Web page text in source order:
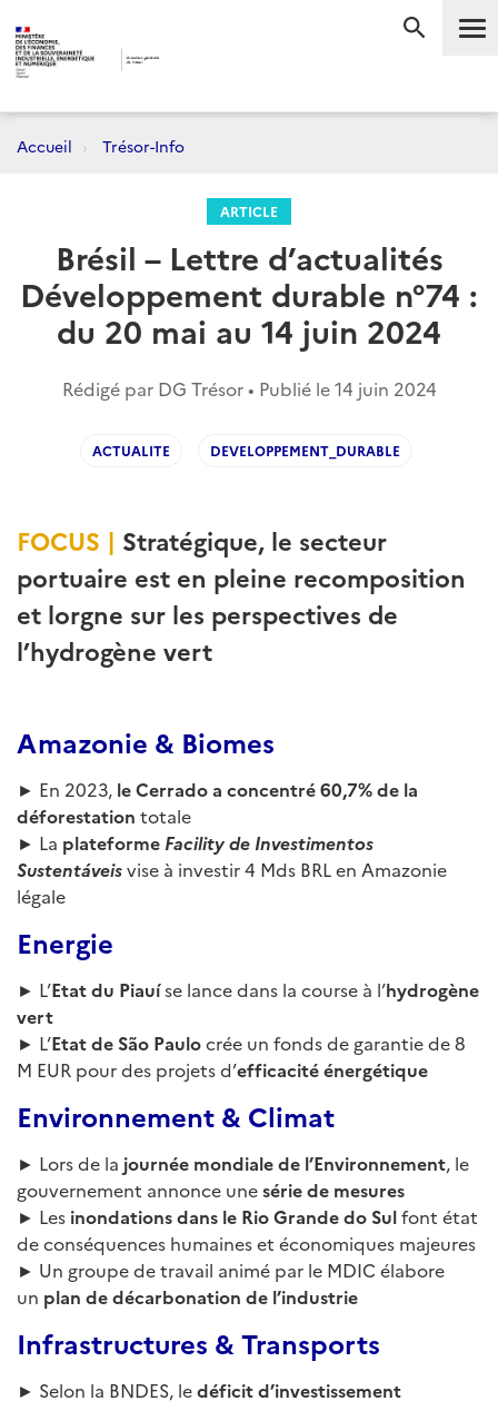
Accueil Trésor-Info
ARTICLE
Brésil – Lettre d’actualités
Développement durable n°74 :
du 20 mai au 14 juin 2024
Rédigé par DG Trésor • Publié le14 juin 2024
ACTUALITE DEVELOPPEMENT_DURABLE
FOCUS | Stratégique, le secteur
portuaire est en pleine recomposition
et lorgne sur les perspectives de
l’hydrogène vert
Amazonie & Biomes
► En 2023, le Cerrado a concentré 60,7% de la
déforestation totale
► La plateforme Facility de Investimentos
Sustentáveisvise à investir 4 Mds BRL en Amazonie
légale
Energie
► L’Etat du Piauíse lance dans la course à l’hydrogène
vert
► L’Etat de São Paulocrée un fonds de garantie de 8
M EUR pour des projets d’efficacité énergétique
Environnement & Climat
► Lors de la journée mondiale de l’Environnement, le
gouvernement annonce unesérie de mesures
► Les inondations dans le Rio Grande do Sulfont état
de conséquences humaines et économiques majeures
► Un groupe de travail animé par le MDIC élabore
un plan de décarbonation de l’industrie
Infrastructures & Transports
► Selon la BNDES, ledéficit d’investissement